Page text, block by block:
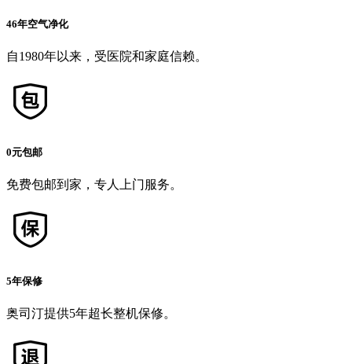
46年空气净化
自1980年以来，受医院和家庭信赖。
0元包邮
免费包邮到家，专人上门服务。
5年保修
奥司汀提供5年超长整机保修。